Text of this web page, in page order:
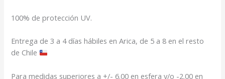
100% de protección UV.
Entrega de 3 a 4 días hábiles en Arica, de 5 a 8 en el resto
de Chile
Para medidas superiores a +/- 6.00 en esfera y/o -2.00 en